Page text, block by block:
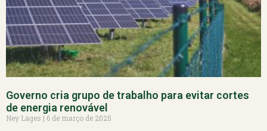
Governo cria grupo de trabalho para evitar cortes
de energia renovável
Ney Lages
6 de março de 2025